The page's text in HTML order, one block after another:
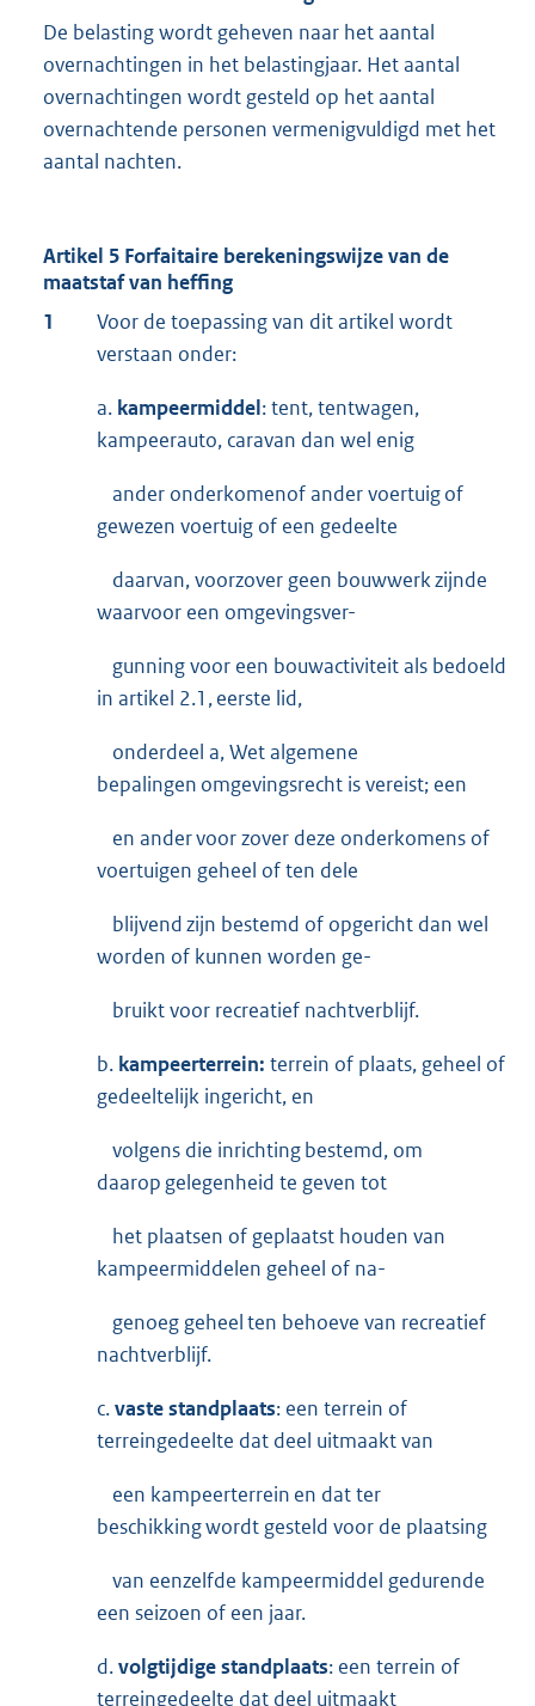
De belasting wordt geheven naar het aantal
overnachtingen in het belastingjaar. Het aantal
overnachtingen wordt gesteld op het aantal
overnachtende personen vermenigvuldigd met het
aantal nachten.
Artikel 5 Forfaitaire berekeningswijze van de
maatstaf van heffing
1
Voor de toepassing van dit artikel wordt
verstaan onder:
a. kampeermiddel: tent, tentwagen,
kampeerauto, caravan dan wel enig
ander onderkomenof ander voertuig of
gewezen voertuig of een gedeelte
daarvan, voorzover geen bouwwerk zijnde
waarvoor een omgevingsver-
gunning voor een bouwactiviteit als bedoeld
in artikel 2.1, eerste lid,
onderdeel a, Wet algemene
bepalingen omgevingsrecht is vereist; een
en ander voor zover deze onderkomens of
voertuigen geheel of ten dele
blijvend zijn bestemd of opgericht dan wel
worden of kunnen worden ge-
bruikt voor recreatief nachtverblijf.
b. kampeerterrein: terrein of plaats, geheel of
gedeeltelijk ingericht, en
volgens die inrichting bestemd, om
daarop gelegenheid te geven tot
het plaatsen of geplaatst houden van
kampeermiddelen geheel of na-
genoeg geheel ten behoeve van recreatief
nachtverblijf.
c.vaste standplaats: een terrein of
terreingedeelte dat deel uitmaakt van
een kampeerterrein en dat ter
beschikking wordt gesteld voor de plaatsing
van eenzelfde kampeermiddel gedurende
een seizoen of een jaar.
d.volgtijdige standplaats: een terrein of
terreingedeelte dat deel uitmaakt